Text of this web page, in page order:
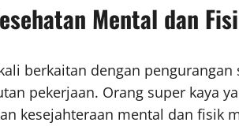
Mental dan
berkaitan dengan
pekerjaan. Orang super kaya
kesejahteraan mental dan fisik